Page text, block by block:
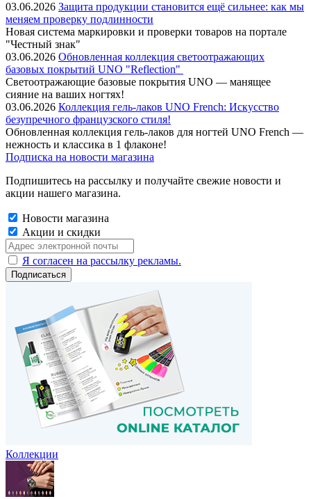
03.06.2026 Защита продукции становится ещё сильнее: как мы
меняем проверку подлинности
Новая система маркировки и проверки товаров на портале
"Честный знак"
03.06.2026 Обновленная коллекция светоотражающих
базовых покрытий UNO "Reflection"
Cветоотражающие базовые покрытия UNO — манящее
сияние на ваших ногтях!
03.06.2026 Коллекция гель-лаков UNO French: Искусство
безупречного французского стиля!
Обновленная коллекция гель-лаков для ногтей UNO French —
нежность и классика в 1 флаконе!
Подписка на новости магазина
Подпишитесь на рассылку и получайте свежие новости и
акции нашего магазина.
Новости магазина
Акции и скидки
Я согласен на рассылку рекламы.
Коллекции